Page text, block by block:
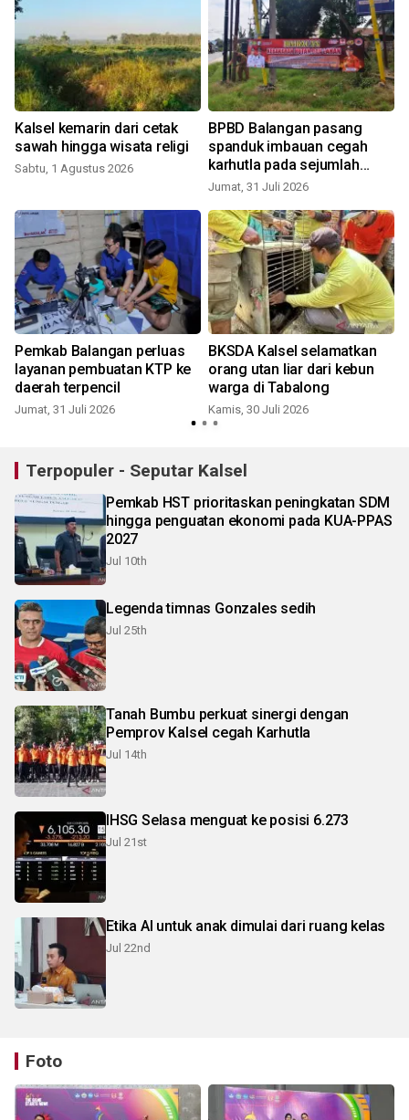
Kalsel kemarin dari cetak
sawah hingga wisata religi
Sabtu, 1 Agustus 2026
BPBD Balangan pasang
spanduk imbauan cegah
karhutla pada sejumlah
wilayah
Jumat, 31 Juli 2026
Pemkab Balangan perluas
layanan pembuatan KTP ke
daerah terpencil
Jumat, 31 Juli 2026
BKSDA Kalsel selamatkan
orang utan liar dari kebun
warga di Tabalong
Kamis, 30 Juli 2026
Terpopuler - Seputar Kalsel
Pemkab HST prioritaskan peningkatan SDM
hingga penguatan ekonomi pada KUA-PPAS
2027
Jul 10th
Legenda timnas Gonzales sedih
Jul 25th
Tanah Bumbu perkuat sinergi dengan
Pemprov Kalsel cegah Karhutla
Jul 14th
IHSG Selasa menguat ke posisi 6.273
Jul 21st
Etika AI untuk anak dimulai dari ruang kelas
Jul 22nd
Foto